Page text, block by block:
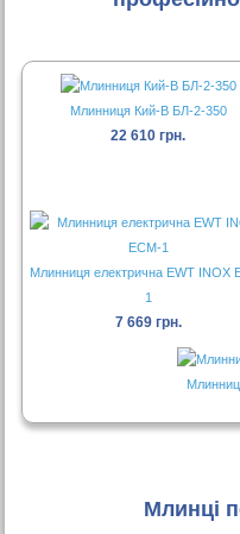
Млинниця Кий-В БЛ-2-350
22 610 грн.
Млинниця електрична EWT INOX
1
7 669 грн.
Млинці